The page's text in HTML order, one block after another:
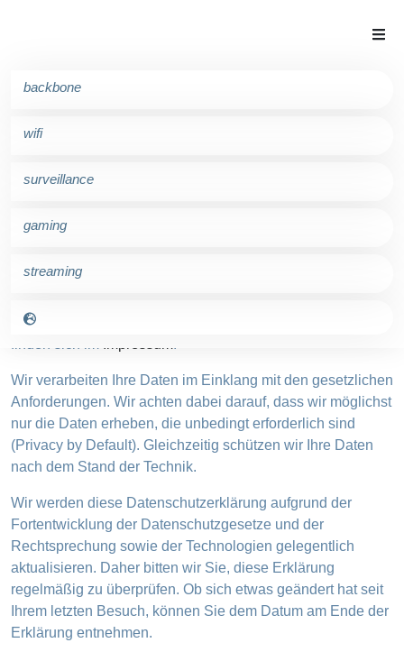
backbone
wifi
surveillance
gaming
streaming
Diese Webseite wird betrieben von der MP Next GmbH,
Weitere Informationen und Kontaktdaten zur Betreiberin
Wir verarbeiten Ihre Daten im Einklang mit den gesetzlichen
Anforderungen. Wir achten dabei darauf, dass wir möglichst
nur die Daten erheben, die unbedingt erforderlich sind
(Privacy by Default). Gleichzeitig schützen wir Ihre Daten
nach dem Stand der Technik.
Wir werden diese Datenschutzerklärung aufgrund der
Fortentwicklung der Datenschutzgesetze und der
Rechtsprechung sowie der Technologien gelegentlich
aktualisieren. Daher bitten wir Sie, diese Erklärung
regelmäßig zu überprüfen. Ob sich etwas geändert hat seit
Ihrem letzten Besuch, können Sie dem Datum am Ende der
Erklärung entnehmen.